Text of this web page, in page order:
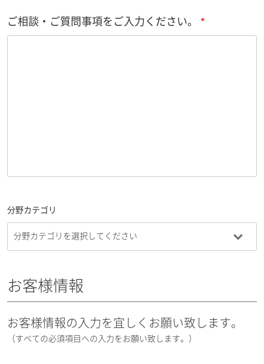
ご相談・ご質問事項をご入力ください。
分野カテゴリ
お客様情報
お客様情報の入力を宜しくお願い致します。
（すべての必須項目への入力をお願い致します。）